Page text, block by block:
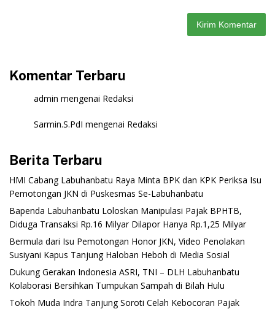
Komentar Terbaru
admin mengenai Redaksi
Sarmin.S.PdI mengenai Redaksi
Berita Terbaru
‎HMI Cabang Labuhanbatu Raya Minta BPK dan KPK Periksa Isu
Pemotongan JKN di Puskesmas Se-Labuhanbatu‎‎
‎Bapenda Labuhanbatu Loloskan Manipulasi Pajak BPHTB,
Diduga Transaksi Rp.16 Milyar Dilapor Hanya Rp.1,25 Milyar
‎Bermula dari Isu Pemotongan Honor JKN, Video Penolakan
Susiyani Kapus Tanjung Haloban Heboh di Media Sosial‎‎‎‎
‎Dukung Gerakan Indonesia ASRI, TNI – DLH Labuhanbatu
Kolaborasi Bersihkan Tumpukan Sampah di Bilah Hulu
‎Tokoh Muda Indra Tanjung Soroti Celah Kebocoran Pajak